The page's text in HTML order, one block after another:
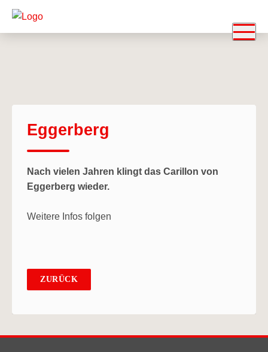
Eggerberg
Nach vielen Jahren klingt das Carillon von
Eggerberg wieder.
Weitere Infos folgen
ZURÜCK